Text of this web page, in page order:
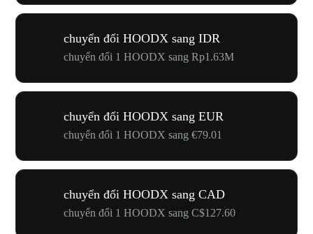
chuyển đổi HOODX sang IDR
chuyển đổi 1 HOODX sang Rp1.63M
chuyển đổi HOODX sang EUR
chuyển đổi 1 HOODX sang €79.01
chuyển đổi HOODX sang CAD
chuyển đổi 1 HOODX sang C$127.60